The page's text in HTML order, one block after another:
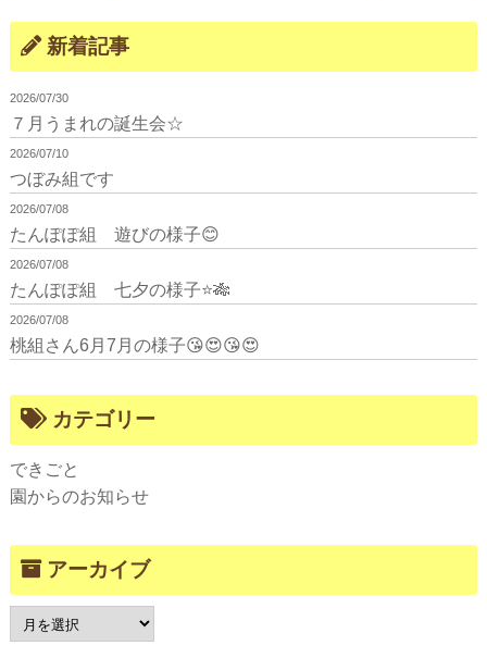
新着記事
2026/07/30
７月うまれの誕生会☆
2026/07/10
つぼみ組です
2026/07/08
たんぽぽ組 遊びの様子😊
2026/07/08
たんぽぽ組 七夕の様子⭐🎋
2026/07/08
桃組さん6月7月の様子😘😍😘😍
カテゴリー
できごと
園からのお知らせ
アーカイブ